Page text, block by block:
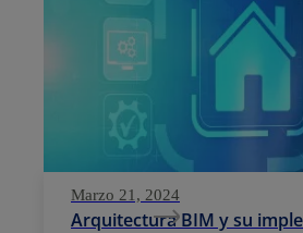
Marzo 21, 2024
Arquitectura BIM y su